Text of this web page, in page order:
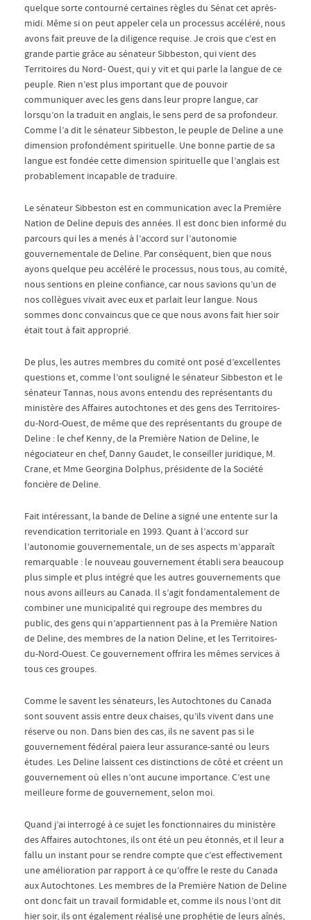
quelque sorte contourné certaines règles du Sénat cet après-
midi. Même si on peut appeler cela un processus accéléré, nous
avons fait preuve de la diligence requise. Je crois que c’est en
grande partie grâce au sénateur Sibbeston, qui vient des
Territoires du Nord- Ouest, qui y vit et qui parle la langue de ce
peuple. Rien n’est plus important que de pouvoir
communiquer avec les gens dans leur propre langue, car
lorsqu’on la traduit en anglais, le sens perd de sa profondeur.
Comme l’a dit le sénateur Sibbeston, le peuple de Deline a une
dimension profondément spirituelle. Une bonne partie de sa
langue est fondée cette dimension spirituelle que l’anglais est
probablement incapable de traduire.
Le sénateur Sibbeston est en communication avec la Première
Nation de Deline depuis des années. Il est donc bien informé du
parcours qui les a menés à l’accord sur l’autonomie
gouvernementale de Deline. Par conséquent, bien que nous
ayons quelque peu accéléré le processus, nous tous, au comité,
nous sentions en pleine confiance, car nous savions qu’un de
nos collègues vivait avec eux et parlait leur langue. Nous
sommes donc convaincus que ce que nous avons fait hier soir
était tout à fait approprié.
De plus, les autres membres du comité ont posé d’excellentes
questions et, comme l’ont souligné le sénateur Sibbeston et le
sénateur Tannas, nous avons entendu des représentants du
ministère des Affaires autochtones et des gens des Territoires-
du-Nord-Ouest, de même que des représentants du groupe de
Deline : le chef Kenny, de la Première Nation de Deline, le
négociateur en chef, Danny Gaudet, le conseiller juridique, M.
Crane, et Mme Georgina Dolphus, présidente de la Société
foncière de Deline.
Fait intéressant, la bande de Deline a signé une entente sur la
revendication territoriale en 1993. Quant à l’accord sur
l’autonomie gouvernementale, un de ses aspects m’apparaît
remarquable : le nouveau gouvernement établi sera beaucoup
plus simple et plus intégré que les autres gouvernements que
nous avons ailleurs au Canada. Il s’agit fondamentalement de
combiner une municipalité qui regroupe des membres du
public, des gens qui n’appartiennent pas à la Première Nation
de Deline, des membres de la nation Deline, et les Territoires-
du-Nord-Ouest. Ce gouvernement offrira les mêmes services à
tous ces groupes.
Comme le savent les sénateurs, les Autochtones du Canada
sont souvent assis entre deux chaises, qu’ils vivent dans une
réserve ou non. Dans bien des cas, ils ne savent pas si le
gouvernement fédéral paiera leur assurance-santé ou leurs
études. Les Deline laissent ces distinctions de côté et créent un
gouvernement où elles n’ont aucune importance. C’est une
meilleure forme de gouvernement, selon moi.
Quand j’ai interrogé à ce sujet les fonctionnaires du ministère
des Affaires autochtones, ils ont été un peu étonnés, et il leur a
fallu un instant pour se rendre compte que c’est effectivement
une amélioration par rapport à ce qu’offre le reste du Canada
aux Autochtones. Les membres de la Première Nation de Deline
ont donc fait un travail formidable et, comme ils nous l’ont dit
hier soir, ils ont également réalisé une prophétie de leurs aînés,